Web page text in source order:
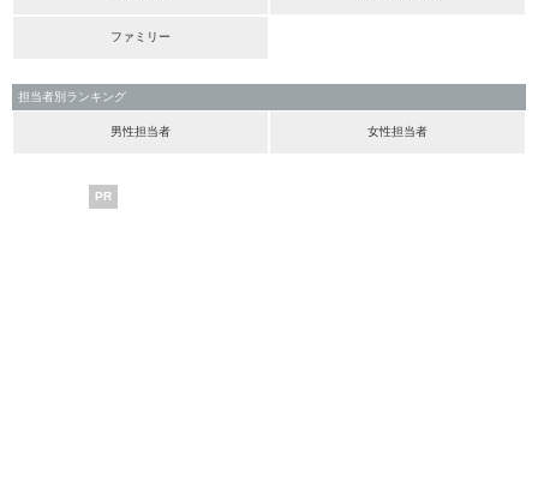
ファミリー
担当者別ランキング
男性担当者 女性担当者
PR